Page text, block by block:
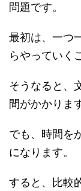
問題です。
最初は、一つ
らやっていく
そうなると、
間がかかりま
でも、時間を
になります。
すると、比較